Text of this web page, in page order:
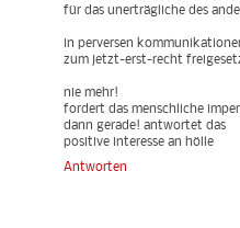
für das unerträgliche des
in perversen
zum jetzt-erst-recht
nie mehr!
fordert das menschliche
dann gerade! antwortet das
positive interesse an hölle
Antworten